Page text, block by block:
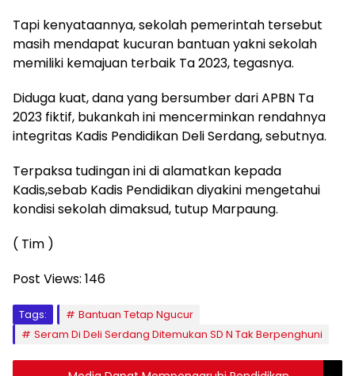
Tapi kenyataannya, sekolah pemerintah tersebut
masih mendapat kucuran bantuan yakni sekolah
memiliki kemajuan terbaik Ta 2023, tegasnya.
Diduga kuat, dana yang bersumber dari APBN Ta
2023 fiktif, bukankah ini mencerminkan rendahnya
integritas Kadis Pendidikan Deli Serdang, sebutnya.
Terpaksa tudingan ini di alamatkan kepada
Kadis,sebab Kadis Pendidikan diyakini mengetahui
kondisi sekolah dimaksud, tutup Marpaung.
( Tim )
Post Views: 146
Tags:
Bantuan Tetap Ngucur
Seram Di Deli Serdang Ditemukan SD N Tak Berpenghuni